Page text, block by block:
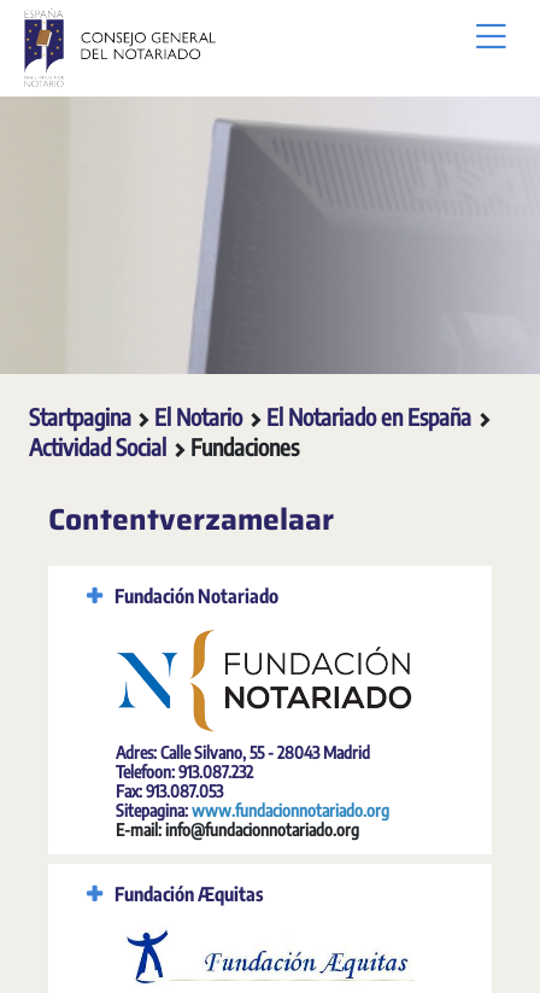
Overslaan en naar hoofdinhoud gaan
Startpagina El Notario
El Notariado en España
Actividad Social
Fundaciones
Contentverzamelaar
Fundación Notariado
Adres: Calle Silvano, 55 - 28043 Madrid
Telefoon: 913.087.232
Fax: 913.087.053
Sitepagina:www.fundacionnotariado.org
E-mail: info@fundacionnotariado.org
Fundación Æquitas